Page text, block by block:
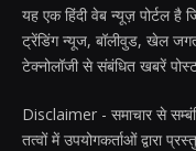
यह एक हिंदी वेब न्यूज़ पोर्टल है
ट्रेंडिंग न्यूज, बॉलीवुड, खेल
टेक्नोलॉजी से संबंधित खबरें
Disclaimer - समाचार से
तत्वों में उपयोगकर्ताओं द्वारा